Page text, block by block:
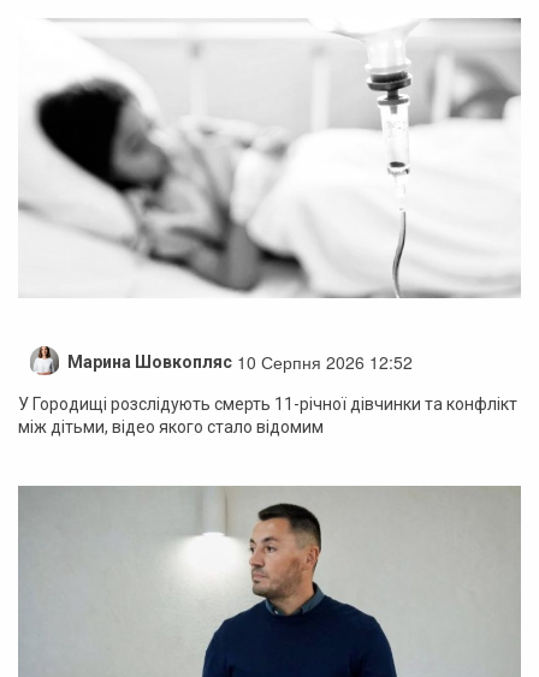
Марина Шовкопляс 10 Серпня 2026 12:52
У Городищі розслідують смерть 11-річної дівчинки та конфлікт
між дітьми, відео якого стало відомим